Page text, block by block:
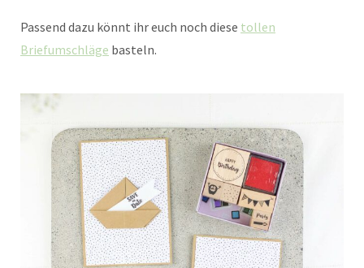
Passend dazu könnt ihr euch noch diese tollen
Briefumschläge basteln.